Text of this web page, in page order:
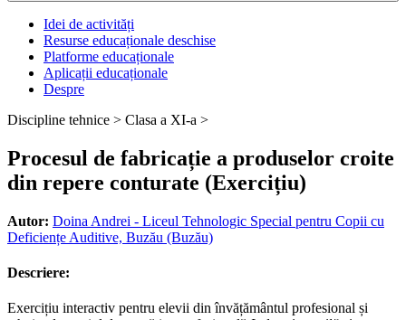
Idei de activități
Resurse educaționale deschise
Platforme educaționale
Aplicații educaționale
Despre
Discipline tehnice > Clasa a XI-a >
Procesul de fabricație a produselor croite
din repere conturate (Exercițiu)
Autor: Doina Andrei - Liceul Tehnologic Special pentru Copii cu
Deficiențe Auditive, Buzău (Buzău)
Descriere:
Exercițiu interactiv pentru elevii din învățământul profesional și